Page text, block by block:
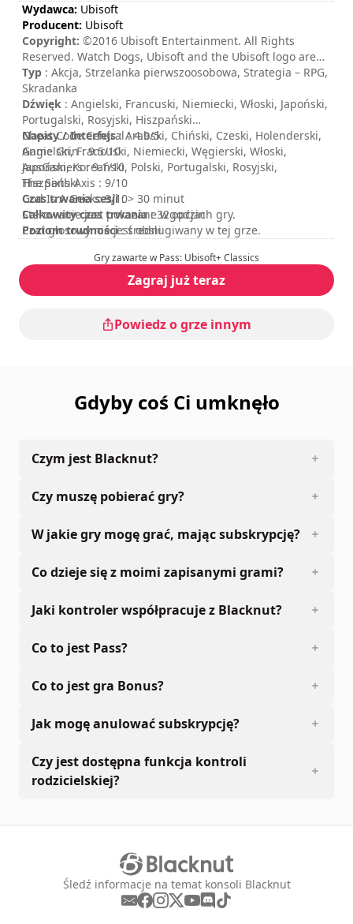
Wydawca: Ubisoft
Producent: Ubisoft
Copyright: ©2016 Ubisoft Entertainment. All Rights
Reserved. Watch Dogs, Ubisoft and the Ubisoft logo are
trademarks of Ubisoft Entertainment in the U.S. and/or
other countries.
Typ : Akcja, Strzelanka pierwszoosobowa, Strategia – RPG,
Skradanka
Dźwięk : Angielski, Francuski, Niemiecki, Włoski, Japoński,
Portugalski, Rosyjski, Hiszpański
Napisy / Interfejs: Arabski, Chiński, Czeski, Holenderski,
Angielski, Francuski, Niemiecki, Węgierski, Włoski,
Japoński, Koreański, Polski, Portugalski, Rosyjski,
Hiszpański
Czas trwania sesji: > 30 minut
Całkowity czas trwania: 32godzin
Poziom trudności: średni
Ocena:
Cheat Code Central : 4.9/5
Game Grin : 9.5/10
AusGamers : 9.1/10
The Sixth Axis : 9/10
God Is A Geek : 9/10
Sterowanie jest pokazane w opcjach gry.
Czat głosowy nie jest obsługiwany w tej grze.
Gry zawarte w Pass: Ubisoft+ Classics
Zagraj już teraz
Powiedz o grze innym
Gdyby coś Ci umknęło
Czym jest Blacknut?
Czy muszę pobierać gry?
W jakie gry mogę grać, mając subskrypcję?
Co dzieje się z moimi zapisanymi grami?
Jaki kontroler współpracuje z Blacknut?
Co to jest Pass?
Co to jest gra Bonus?
Jak mogę anulować subskrypcję?
Czy jest dostępna funkcja kontroli
rodzicielskiej?
Śledź informacje na temat konsoli Blacknut